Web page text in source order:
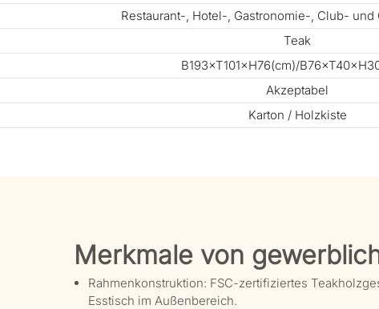
Restaurant-, Hotel-, Gastronomie-, Club- und
Teak
B193×T101×H76(cm)/
Akzeptabel
Karton / Holzkiste
Merkmale von
Rahmenkonstruktion: FSC-zertifiziertes
Esstisch im Außenbereich.